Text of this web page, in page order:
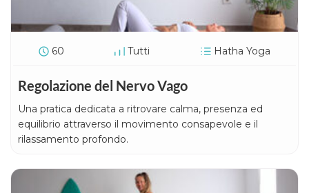
60 Tutti Hatha Yoga
Regolazione del Nervo Vago
Una pratica dedicata a ritrovare calma, presenza ed
equilibrio attraverso il movimento consapevole e il
rilassamento profondo.